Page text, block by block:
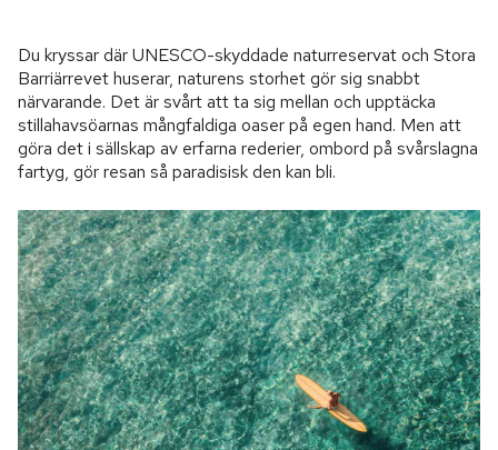
Du kryssar där UNESCO-skyddade naturreservat och Stora
Barriärrevet huserar, naturens storhet gör sig snabbt
närvarande. Det är svårt att ta sig mellan och upptäcka
stillahavsöarnas mångfaldiga oaser på egen hand. Men att
göra det i sällskap av erfarna rederier, ombord på svårslagna
fartyg, gör resan så paradisisk den kan bli.